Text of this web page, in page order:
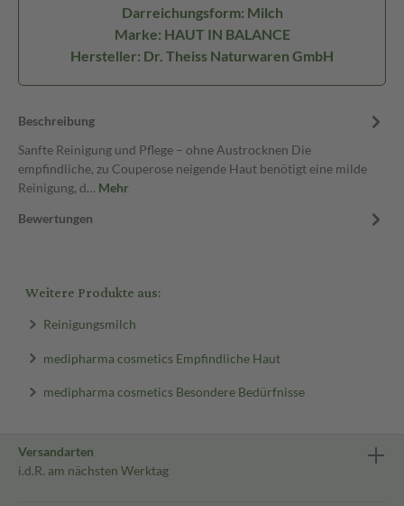
Darreichungsform: Milch
Marke: HAUT IN BALANCE
Hersteller: Dr. Theiss Naturwaren GmbH
Beschreibung
Sanfte Reinigung und Pflege – ohne Austrocknen Die
empfindliche, zu Couperose neigende Haut benötigt eine milde
Reinigung, d… Mehr
Bewertungen
Weitere Produkte aus:
Reinigungsmilch
medipharma cosmetics Empfindliche Haut
medipharma cosmetics Besondere Bedürfnisse
Versandarten
i.d.R. am nächsten Werktag